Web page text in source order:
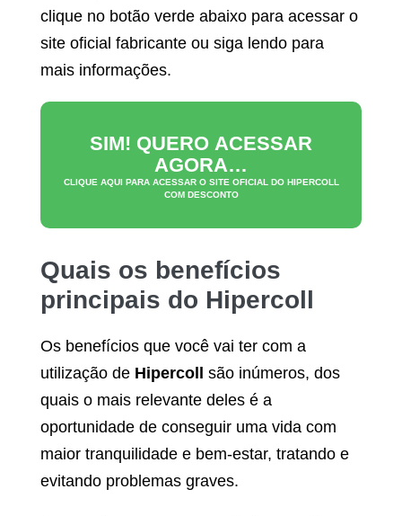
clique no botão verde abaixo para acessar o
site oficial fabricante ou siga lendo para
mais informações.
SIM! QUERO ACESSAR
AGORA…
CLIQUE AQUI PARA ACESSAR O SITE OFICIAL DO HIPERCOLL
COM DESCONTO
Quais os benefícios
principais do Hipercoll
Os benefícios que você vai ter com a
utilização de Hipercoll
são inúmeros, dos
quais o mais relevante deles é a
oportunidade de conseguir uma vida com
maior tranquilidade e bem-estar, tratando e
evitando problemas graves.